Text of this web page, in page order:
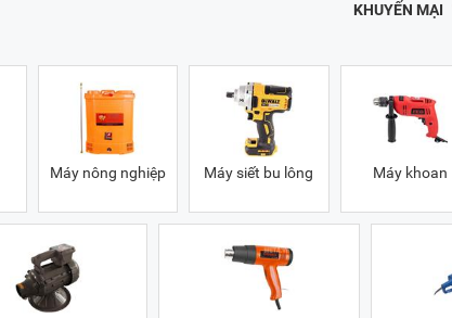
KHUYẾN MẠI
Máy nông nghiệp Máy siết bu lông Máy khoan